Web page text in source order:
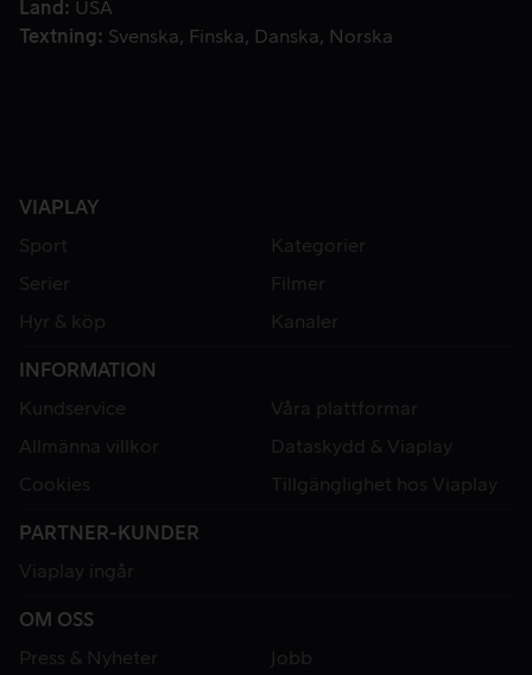
Land
USA
Textning
Svenska Finska Danska Norska
VIAPLAY
Sport
Kategorier
Serier
Filmer
Hyr & köp
Kanaler
INFORMATION
Kundservice
Våra plattformar
Allmänna villkor
Dataskydd & Viaplay
Cookies
Tillgänglighet hos Viaplay
PARTNER-KUNDER
Viaplay ingår
OM OSS
Press & Nyheter
Jobb